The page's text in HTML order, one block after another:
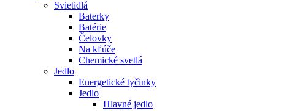
Svietidlá
Baterky
Batérie
Čelovky
Na kľúče
Chemické svetlá
Jedlo
Energetické tyčinky
Jedlo
Hlavné jedlo